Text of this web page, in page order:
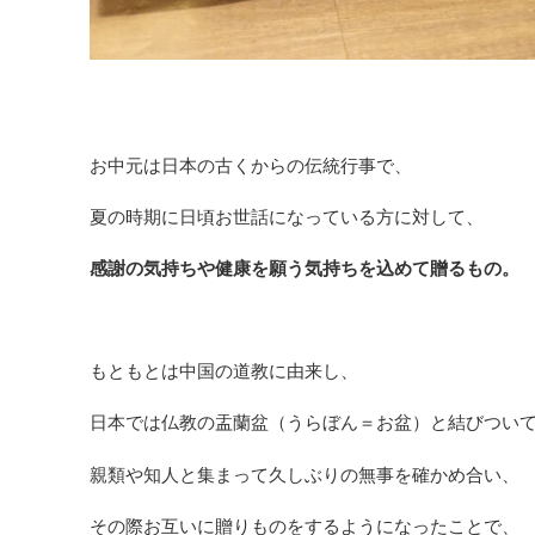
お中元は日本の古くからの伝統行事で、
夏の時期に日頃お世話になっている方に対して、
感謝の気持ちや健康を願う気持ちを込めて贈るもの。
もともとは中国の道教に由来し、
日本では仏教の盂蘭盆（うらぼん＝お盆）と結びつい
親類や知人と集まって久しぶりの無事を確かめ合い、
その際お互いに贈りものをするようになったことで、